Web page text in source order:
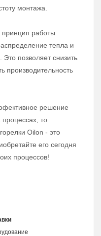
монтажа.
принцип работы
тепла и
позволяет снизить
производительность
решение
то
Oilon - это
его сегодня
процессов!